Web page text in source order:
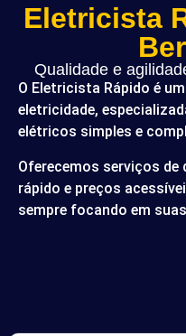
Eletricista
Qualidade e
O Eletricista Rápido é
eletricidade,
elétricos simples e
Oferecemos serviços de
rápido e preços
sempre focando em